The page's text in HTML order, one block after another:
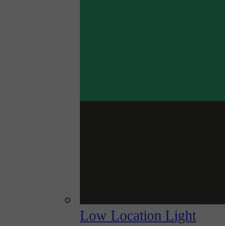
Low Location Light